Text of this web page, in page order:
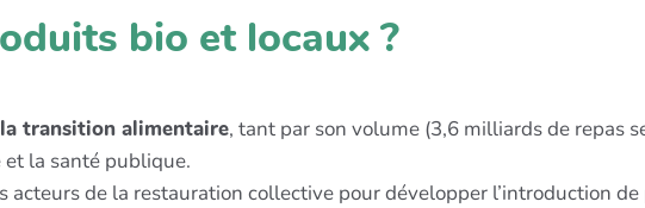
bio et locaux ?
transition alimentaire, tant par son volume (3,6 milliards de repas
et la santé publique.
acteurs de la restauration collective pour développer l’introduction